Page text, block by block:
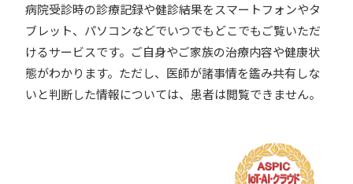
病院受診時の診療記録や健診結果をスマートフォンやタ
ブレット、パソコンなどでいつでもどこでもご覧いただ
けるサービスです。ご自身やご家族の治療内容や健康状
態がわかります。ただし、医師が諸事情を鑑み共有しな
いと判断した情報については、患者は閲覧できません。